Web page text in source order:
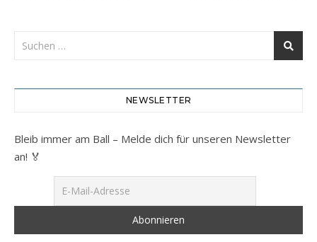
NEWSLETTER
Bleib immer am Ball – Melde dich für unseren Newsletter
an! 🏅